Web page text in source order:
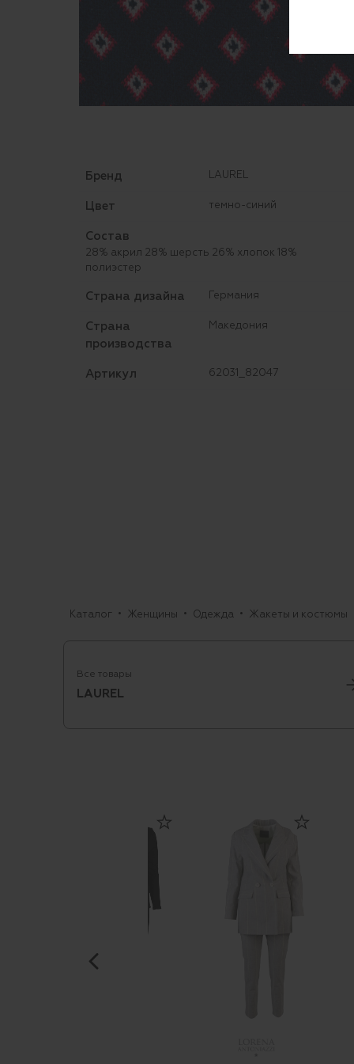
Бренд LAUREL
Цвет темно-синий
Состав
28% акрил 28% шерсть 26% хлопок 18%
полиэстер
Страна дизайна Германия
Страна
производства
Македония
Артикул 62031_82047
Каталог Женщины Одежда Жакеты и костюмы
Все товары
LAUREL